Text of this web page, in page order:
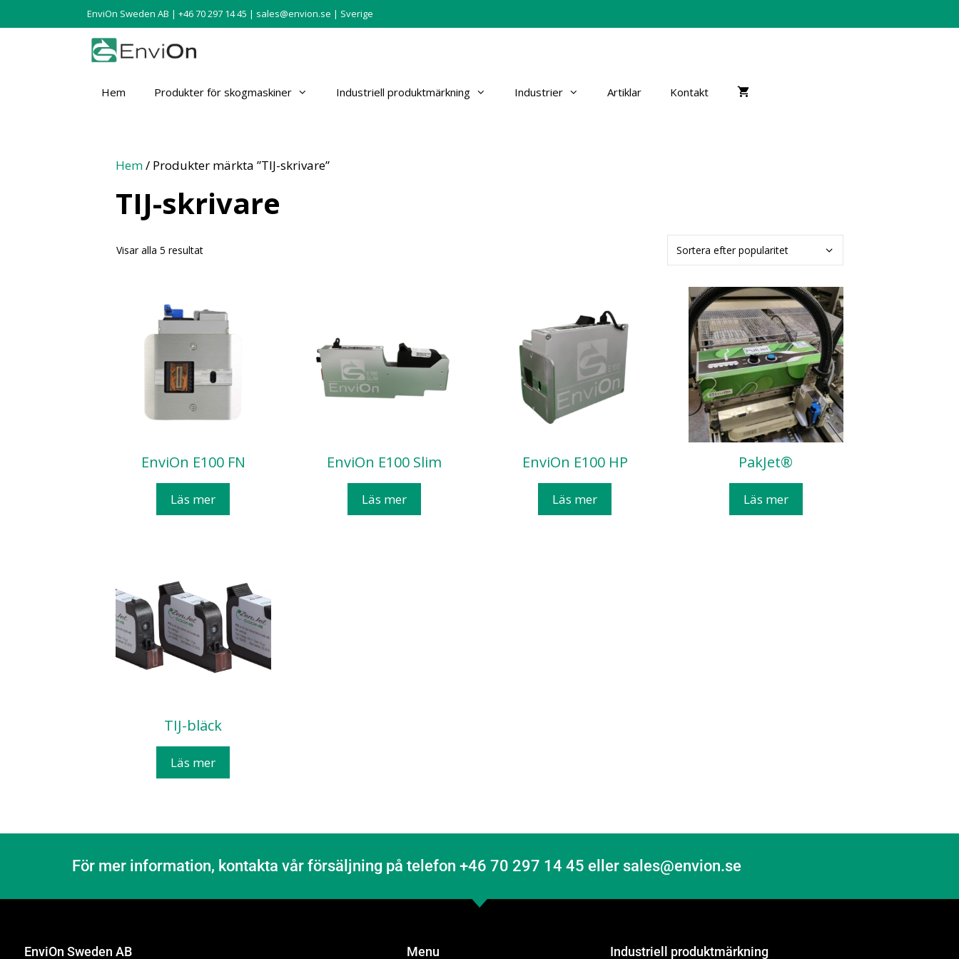
EnviOn Sweden AB | +46 70 297 14 45 | sales@envion.se | Sverige
Hem Produkter för skogmaskiner Industriell produktmärkning Industrier Artiklar Kontakt
Hem/ Produkter märkta ”TIJ-skrivare”
TIJ-skrivare
Visar alla 5 resultat
EnviOn E100 FN
Läs mer
EnviOn E100 Slim
Läs mer
EnviOn E100 HP
Läs mer
PakJet®
Läs mer
TIJ-bläck
Läs mer
För mer information, kontakta vår försäljning på telefon +46 70 297 14 45 eller sales@envion.se
EnviOn Sweden AB Menu Industriell produktmärkning